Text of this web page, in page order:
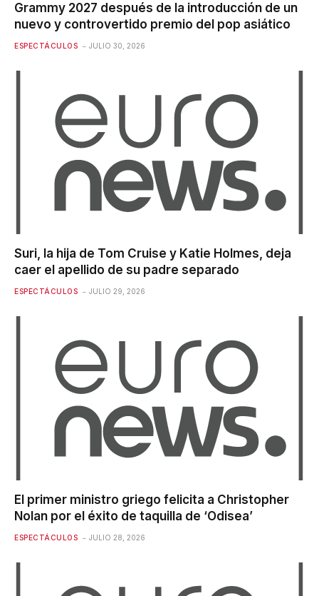
Grammy 2027 después de la introducción de un
nuevo y controvertido premio del pop asiático
ESPECTÁCULOS JULIO 30, 2026
Suri, la hija de Tom Cruise y Katie Holmes, deja
caer el apellido de su padre separado
ESPECTÁCULOS JULIO 29, 2026
El primer ministro griego felicita a Christopher
Nolan por el éxito de taquilla de ‘Odisea’
ESPECTÁCULOS JULIO 28, 2026